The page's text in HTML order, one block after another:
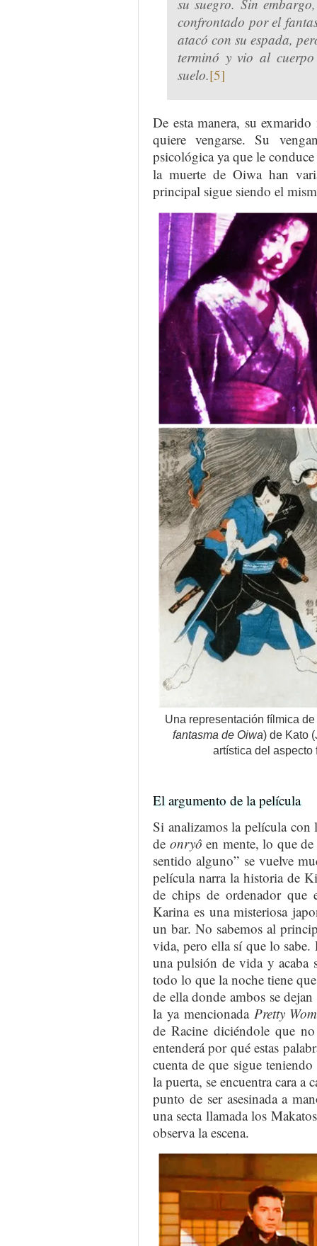
su suegro. Sin
confrontado por el
atacó con su espada,
terminó y vio al
suelo.[5]
De esta manera, su
quiere vengarse. Su
psicológica ya que le
la muerte de Oiwa han
principal sigue siendo el
Una representación fílmica
fantasma de Oiwa) de Kato
artística del aspecto
El argumento de la película
Si analizamos la película
de onryô en mente, lo que
sentido alguno” se vuelve
película narra la historia de
de chips de ordenador que
Karina es una misteriosa
un bar. No sabemos al
vida, pero ella sí que lo sabe.
una pulsión de vida y acaba
todo lo que la noche tiene
de ella donde ambos se
la ya mencionada Pretty
de Racine diciéndole que
entenderá por qué estas
cuenta de que sigue
la puerta, se encuentra cara a
punto de ser asesinada a
una secta llamada los
observa la escena.